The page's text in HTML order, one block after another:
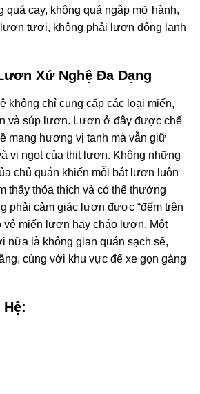
quá cay, không quá ngập mỡ hành,
tươi, không phải lươn đông lạnh
Xứ Nghệ Đa Dạng
không chỉ cung cấp các loại miến,
và súp lươn. Lươn ở đây được chế
mang hương vị tanh mà vẫn giữ
vị ngọt của thịt lươn. Không những
chủ quán khiến mỗi bát lươn luôn
thấy thỏa thích và có thể thưởng
phải cảm giác lươn được “đếm trên
vẻ miến lươn hay cháo lươn. Một
nữa là không gian quán sạch sẽ,
cùng với khu vực để xe gọn gàng